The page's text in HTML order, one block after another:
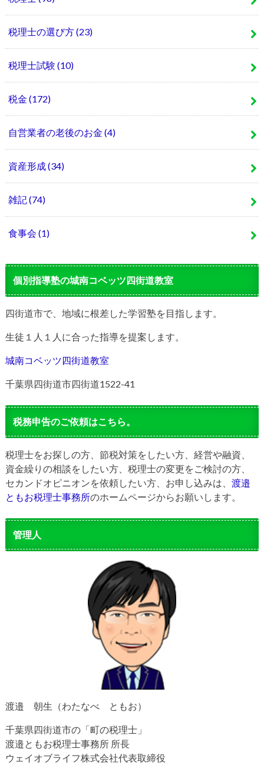
税理士の選び方(23)
税理士試験 (10)
税金 (172)
自営業者の老後のお金 (4)
資産形成(34)
雑記 (74)
食事会 (1)
個別指導塾の城南コベッツ四街道教室
四街道市で、地域に根差した学習塾を目指します。
生徒１人１人に合った指導を提案します。
城南コベッツ四街道教室
千葉県四街道市四街道1522-41
税務申告のご依頼はこちら。
税理士をお探しの方、節税対策をしたい方、経営や融資、
資金繰りの相談をしたい方、税理士の変更をご検討の方、
セカンドオピニオンを依頼したい方、お申し込みは、 渡邉
ともお税理士事務所のホームページからお願いします。
管理人
渡邉 朝生（わたなべ ともお）
千葉県四街道市の「町の税理士」
渡邉ともお税理士事務所 所長
ウェイオブライフ株式会社代表取締役